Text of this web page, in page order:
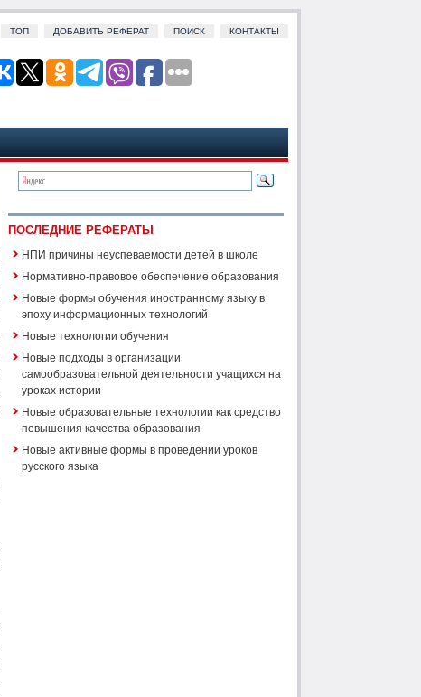
ТОП ДОБАВИТЬ РЕФЕРАТ ПОИСК КОНТАКТЫ
ПОСЛЕДНИЕ РЕФЕРАТЫ
НПИ причины неуспеваемости детей в школе
Нормативно-правовое обеспечение образования
Новые формы обучения иностранному языку в
эпоху информационных технологий
Новые технологии обучения
Новые подходы в организации
самообразовательной деятельности учащихся на
уроках истории
Новые образовательные технологии как средство
повышения качества образования
Новые активные формы в проведении уроков
русского языка